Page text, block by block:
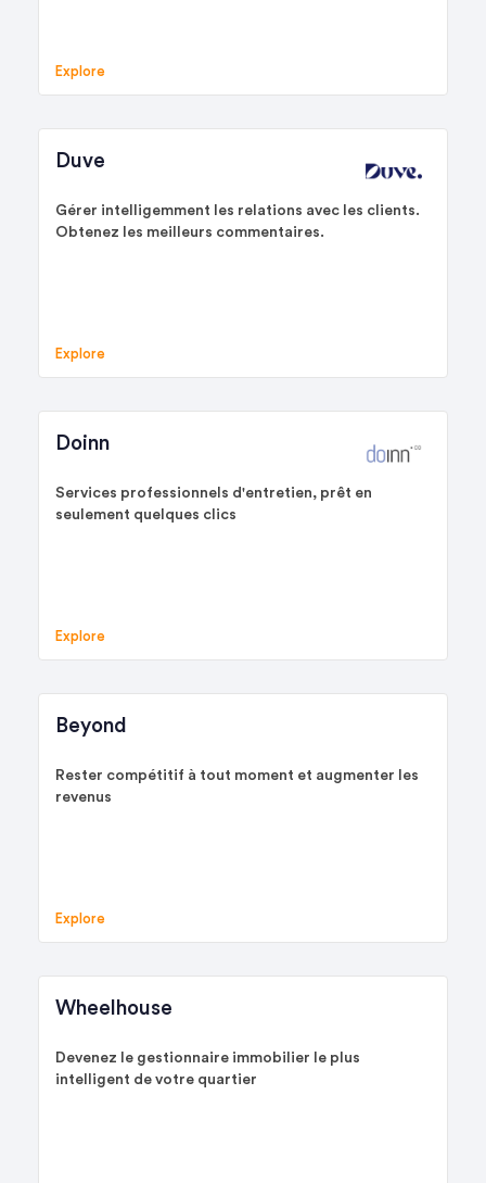
Explore
Duve
Gérer intelligemment les relations avec les clients.
Obtenez les meilleurs commentaires.
Explore
Doinn
Services professionnels d'entretien, prêt en
seulement quelques clics
Explore
Beyond
Rester compétitif à tout moment et augmenter les
revenus
Explore
Wheelhouse
Devenez le gestionnaire immobilier le plus
intelligent de votre quartier